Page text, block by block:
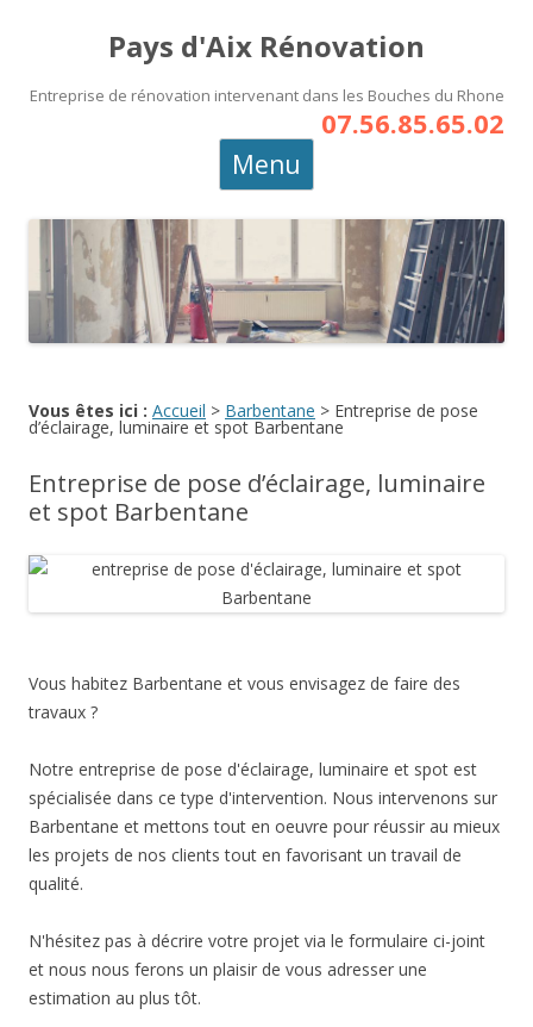
Pays d'Aix Rénovation
Entreprise de rénovation intervenant dans les Bouches du Rhone
07.56.85.65.02
Menu
Vous êtes ici : Accueil > Barbentane > Entreprise de pose
d’éclairage, luminaire et spot Barbentane
Entreprise de pose d’éclairage, luminaire
et spot Barbentane
Vous habitez Barbentane et vous envisagez de faire des
travaux ?
Notre entreprise de pose d'éclairage, luminaire et spot est
spécialisée dans ce type d'intervention. Nous intervenons sur
Barbentane et mettons tout en oeuvre pour réussir au mieux
les projets de nos clients tout en favorisant un travail de
qualité.
N'hésitez pas à décrire votre projet via le formulaire ci-joint
et nous nous ferons un plaisir de vous adresser une
estimation au plus tôt.